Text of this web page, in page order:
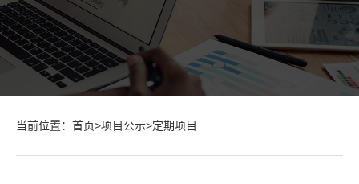
当前位置： 首页>项目公示>定期项目